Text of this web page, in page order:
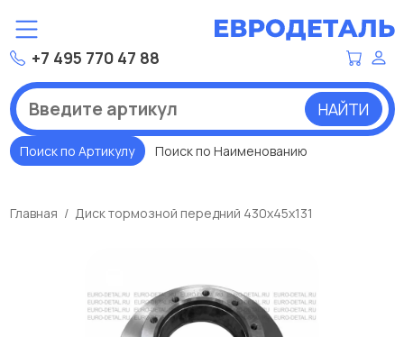
+7 495 770 47 88
НАЙТИ
Поиск по Артикулу Поиск по Наименованию
Главная Диск тормозной передний 430х45х131